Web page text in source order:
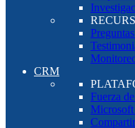
CRM
Fuerza